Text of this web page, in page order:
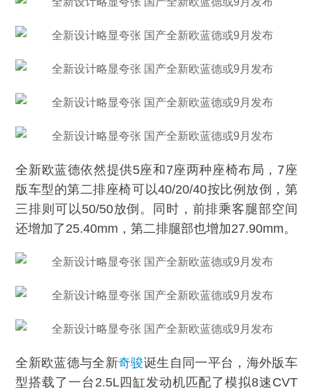
全新欧蓝德依然提供5座和7座两种座椅布局，7座
版车型的第二排座椅可以40/20/40按比例放倒，第
三排则可以50/50放倒。同时，前排乘客腿部空间
还增加了25.40mm，第二排腿部也增加27.90mm。
全新欧蓝德与全新奇骏诞生自同一平台，海外版车
型搭载了一台2.5L四缸发动机匹配了模拟8速CVT